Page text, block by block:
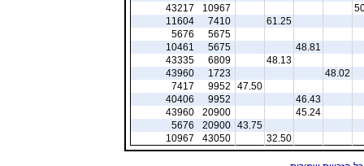
10967
43217
61.25
7410
11604
5675
5676
48.81
5675
10461
48.13
6809
43335
48.02
1723
43960
47.50
9952
7417
46.43
9952
40406
45.24
20900
43960
43.75
20900
5676
32.50
43050
10967